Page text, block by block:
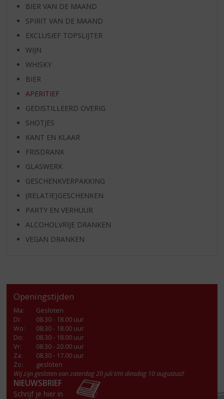
BIER VAN DE MAAND
SPIRIT VAN DE MAAND
EXCLUSIEF TOPSLIJTER
WIJN
WHISKY
BIER
APERITIEF
GEDISTILLEERD OVERIG
SHOTJES
KANT EN KLAAR
FRISDRANK
GLASWERK
GESCHENKVERPAKKING
(RELATIE)GESCHENKEN
PARTY EN VERHUUR
ALCOHOLVRIJE DRANKEN
VEGAN DRANKEN
Openingstijden
Ma:
Gesloten
Di:
08.30 - 18.00 uur
Wo:
08.30 - 18.00 uur
Do:
08.30 - 18.00 uur
Vr:
08.30 - 20.00 uur
Za:
08.30 - 17.00 uur
Zo:
gesloten
Wij zijn gesloten van zaterdag 20 juli t/m dinsdag 10 augustus!!
NIEUWSBRIEF
Schrijf je hier in